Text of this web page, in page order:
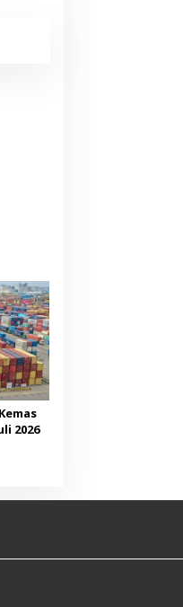
2026